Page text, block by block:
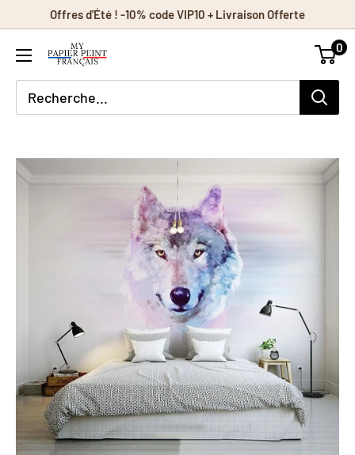
contenu
Offres d'Été ! -10% code VIP10 + Livraison Offerte
0